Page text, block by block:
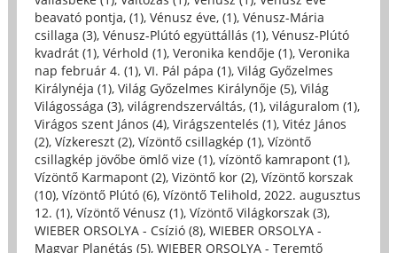
beavató pontja, (1), Vénusz éve, (1), Vénusz-Mária
csillaga (3), Vénusz-Plútó együttállás (1), Vénusz-Plútó
kvadrát (1), Vérhold (1), Veronika kendője (1), Veronika
nap február 4. (1), VI. Pál pápa (1), Világ Győzelmes
Királynéja (1), Világ Győzelmes Királynője (5), Világ
Világossága (3), világrendszerváltás, (1), világuralom (1),
Virágos szent János (4), Virágszentelés (1), Vitéz János
(2), Vízkereszt (2), Vízöntő csillagkép (1), Vízöntő
csillagkép jövőbe ömlő vize (1), vízöntő kamrapont (1),
Vízöntő Karmapont (2), Vizöntő kor (2), Vízöntő korszak
(10), Vízöntő Plútó (6), Vízöntő Telihold, 2022. augusztus
12. (1), Vízöntő Vénusz (1), Vízöntő Világkorszak (3),
WIEBER ORSOLYA - Csízió (8), WIEBER ORSOLYA -
Magyar Planétás (5), WIEBER ORSOLYA - Teremtő